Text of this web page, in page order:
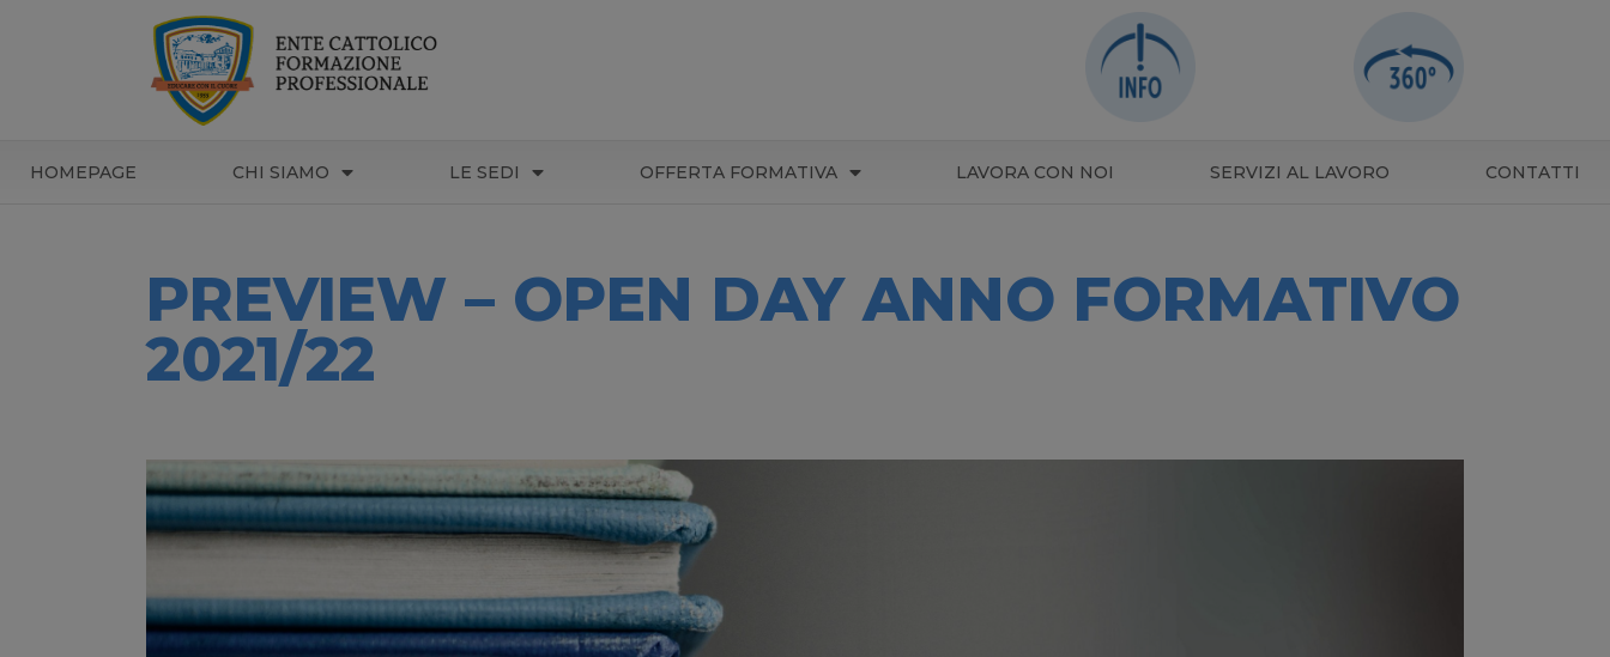
HOMEPAGE CHI SIAMO LE SEDI OFFERTA FORMATIVA LAVORA CON NOI SERVIZI AL LAVORO CONTATTI
PREVIEW – OPEN DAY ANNO FORMATIVO
2021/22